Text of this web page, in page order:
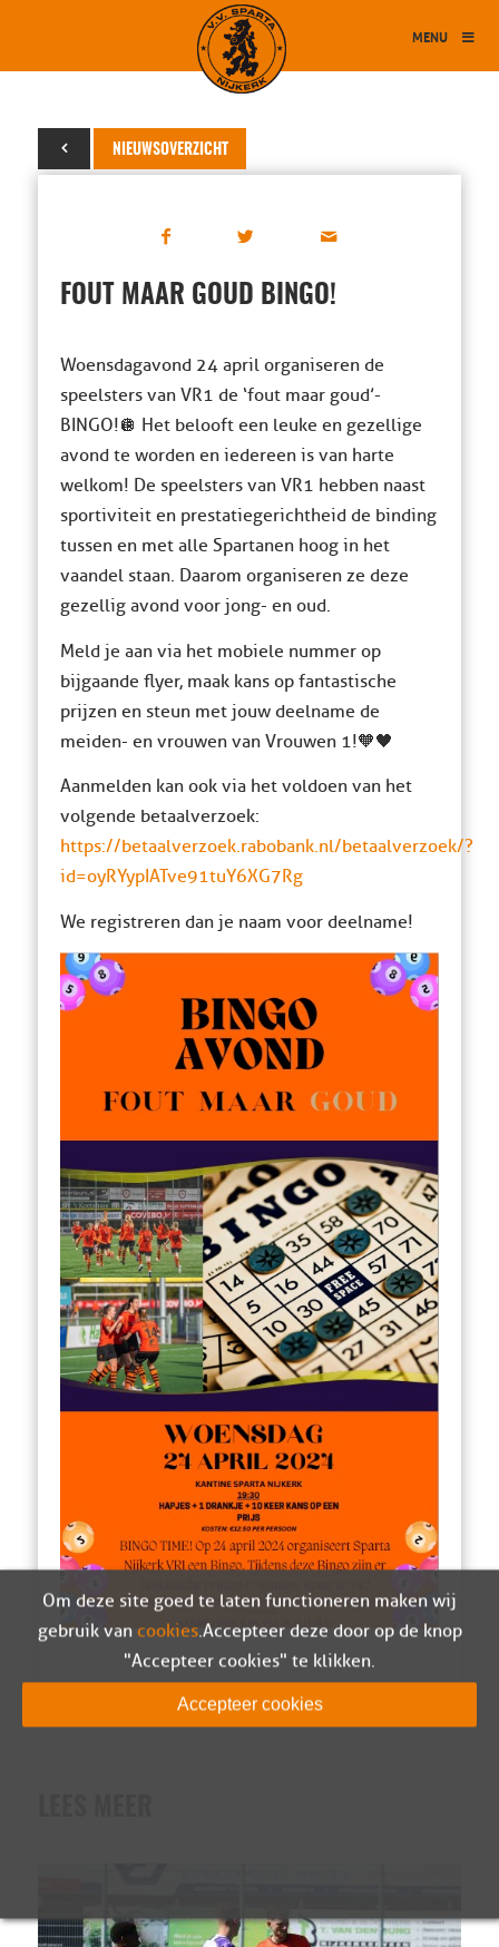
MENU
NIEUWSOVERZICHT
15 april 2024
FOUT MAAR GOUD BINGO!
Woensdagavond 24 april organiseren de
speelsters van VR1 de ‘fout maar goud’-
BINGO!🪩 Het belooft een leuke en gezellige
avond te worden en iedereen is van harte
welkom! De speelsters van VR1 hebben naast
sportiviteit en prestatiegerichtheid de binding
tussen en met alle Spartanen hoog in het
vaandel staan. Daarom organiseren ze deze
gezellig avond voor jong- en oud.
Meld je aan via het mobiele nummer op
bijgaande flyer, maak kans op fantastische
prijzen en steun met jouw deelname de
meiden- en vrouwen van Vrouwen 1!🧡🖤
Aanmelden kan ook via het voldoen van het
volgende betaalverzoek:
https://betaalverzoek.rabobank.nl/betaalverzoek/?
id=oyRYypIATve91tuY6XG7Rg
We registreren dan je naam voor deelname!
Om deze site goed te laten functioneren maken wij
gebruik van cookies. Accepteer deze door op de knop
"Accepteer cookies" te klikken.
Accepteer cookies